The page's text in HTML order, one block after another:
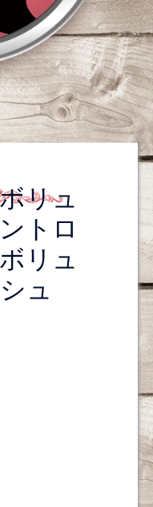
リュ
トロ
リュ
ュ